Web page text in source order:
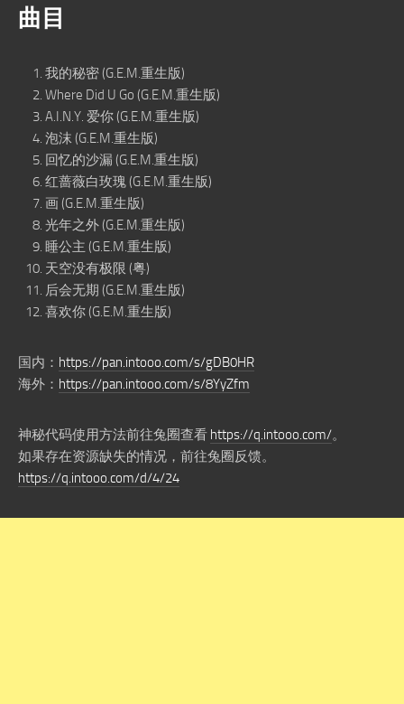
曲目
我的秘密 (G.E.M.重生版)
Where Did U Go (G.E.M.重生版)
A.I.N.Y. 爱你 (G.E.M.重生版)
泡沫 (G.E.M.重生版)
回忆的沙漏 (G.E.M.重生版)
红蔷薇白玫瑰 (G.E.M.重生版)
画 (G.E.M.重生版)
光年之外 (G.E.M.重生版)
睡公主 (G.E.M.重生版)
天空没有极限 (粤)
后会无期 (G.E.M.重生版)
喜欢你 (G.E.M.重生版)
国内： https://pan.intooo.com/s/gDB0HR
海外： https://pan.intooo.com/s/8YyZfm
神秘代码使用方法前往兔圈查看 https://q.intooo.com/。
如果存在资源缺失的情况，前往兔圈反馈。
https://q.intooo.com/d/4/24